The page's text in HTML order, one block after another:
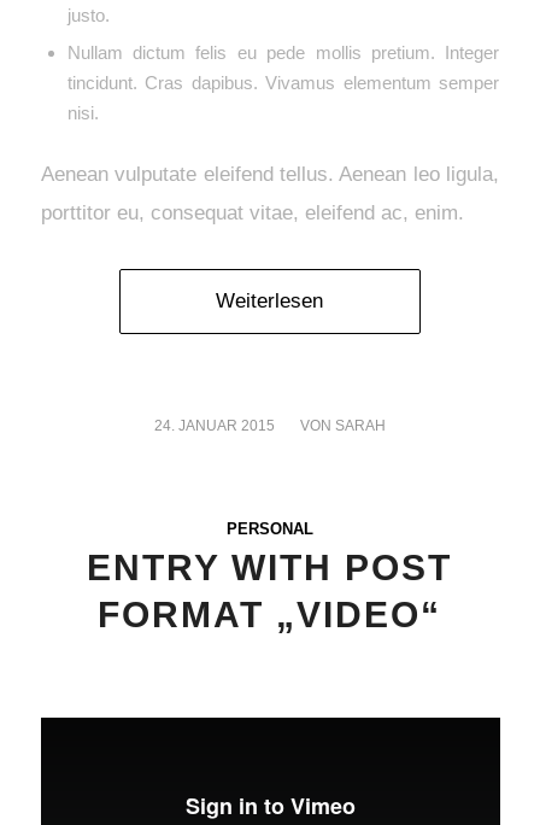
justo.
Nullam dictum felis eu pede mollis pretium. Integer
tincidunt. Cras dapibus. Vivamus elementum semper
nisi.
Aenean vulputate eleifend tellus. Aenean leo ligula,
porttitor eu, consequat vitae, eleifend ac, enim.
Weiterlesen
24. JANUAR 2015
/ VON SARAH
PERSONAL
ENTRY WITH POST
FORMAT „VIDEO“